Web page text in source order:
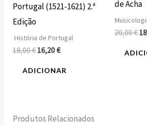
Portugal (1521-1621) 2.ª
Edição
História de Portugal
18,00€ 16,20€
ADICIONAR
de Acha
20,00€
Produtos Relacionados